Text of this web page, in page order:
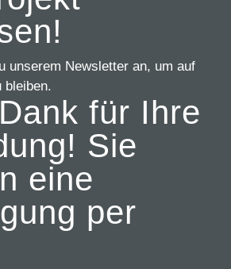
unserem Newsletter an, um auf
bleiben.
für Ihre
Sie
eine
per